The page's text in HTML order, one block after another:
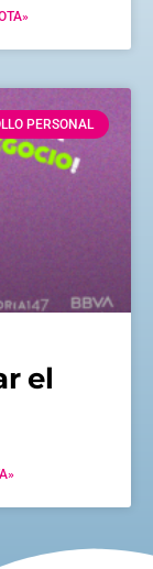
PERSONAL
el